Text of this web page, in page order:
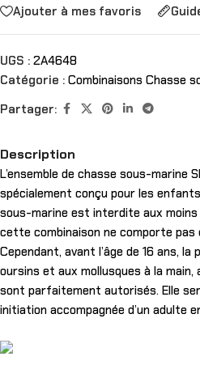
Ajouter à mes favoris
UGS : 2A4648
Catégorie : Combinaisons Chasse
Partager:
Description
L’ensemble de chasse sous-marine
spécialement conçu pour les
sous-marine est interdite aux moins
cette combinaison ne comporte pas
Cependant, avant l’âge de 16 ans,
oursins et aux mollusques à la main,
sont parfaitement autorisés. Elle
initiation accompagnée d’un adulte